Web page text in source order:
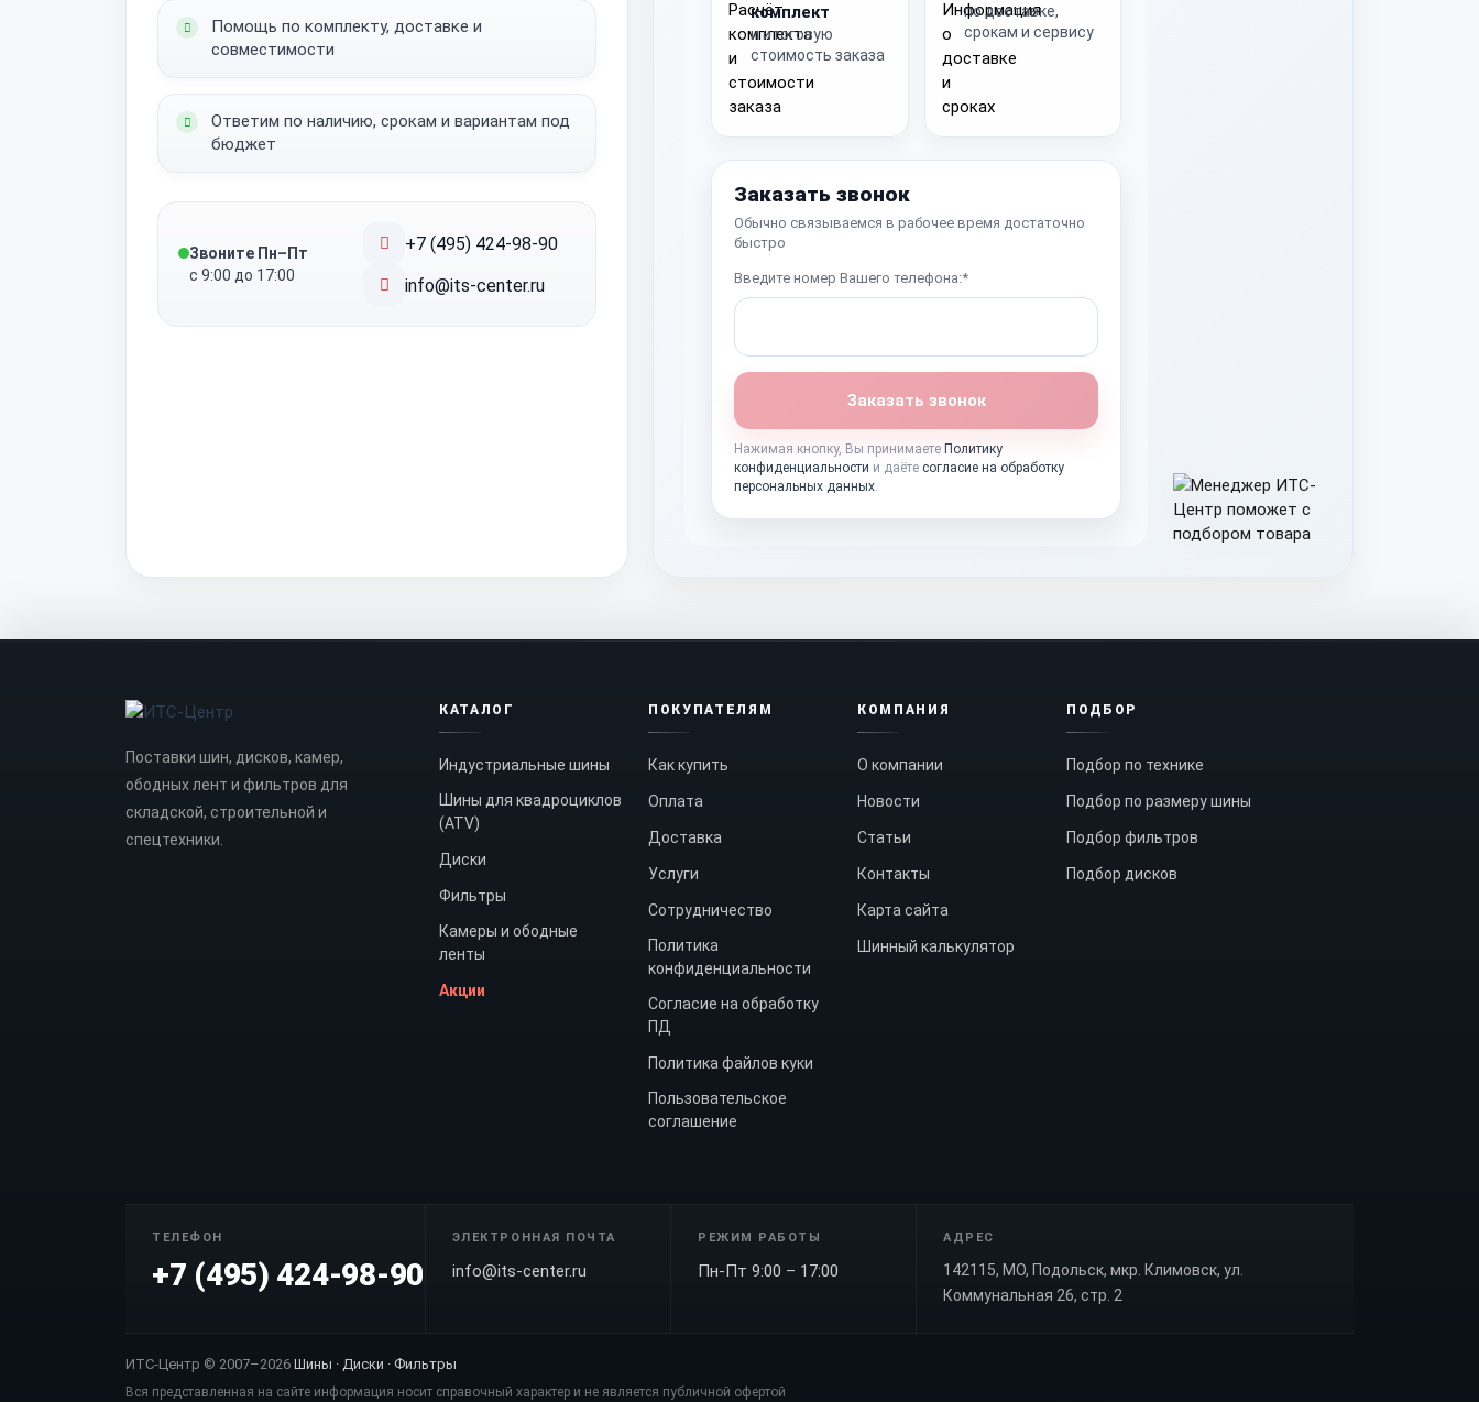
Помощь по комплекту, доставке и
совместимости
Ответим по наличию, срокам и вариантам под
бюджет
Звоните Пн–Пт
с 9:00 до 17:00
+7 (495) 424-98-90
info@its-center.ru
комплект
и итоговую
стоимость заказа
по доставке,
срокам и сервису
Заказать звонок
Обычно связываемся в рабочее время достаточно
быстро
Введите номер Вашего телефона:*
Заказать звонок
Нажимая кнопку, Вы принимаете Политику
конфиденциальности и даёте согласие на обработку
персональных данных.
Поставки шин, дисков, камер,
ободных лент и фильтров для
складской, строительной и
спецтехники.
КАТАЛОГ
Индустриальные шины
Шины для квадроциклов
(ATV)
Диски
Фильтры
Камеры и ободные
ленты
Акции
ПОКУПАТЕЛЯМ
Как купить
Оплата
Доставка
Услуги
Сотрудничество
Политика
конфиденциальности
Согласие на обработку
ПД
Политика файлов куки
Пользовательское
соглашение
КОМПАНИЯ
О компании
Новости
Статьи
Контакты
Карта сайта
Шинный калькулятор
ПОДБОР
Подбор по технике
Подбор по размеру шины
Подбор фильтров
Подбор дисков
ТЕЛЕФОН
+7 (495) 424-98-90
ЭЛЕКТРОННАЯ ПОЧТА
info@its-center.ru
РЕЖИМ РАБОТЫ
Пн-Пт 9:00 – 17:00
АДРЕС
142115, МО, Подольск, мкр. Климовск, ул.
Коммунальная 26, стр. 2
ИТС-Центр © 2007–2026 Шины · Диски · Фильтры
Вся представленная на сайте информация носит справочный характер и не является публичной офертой